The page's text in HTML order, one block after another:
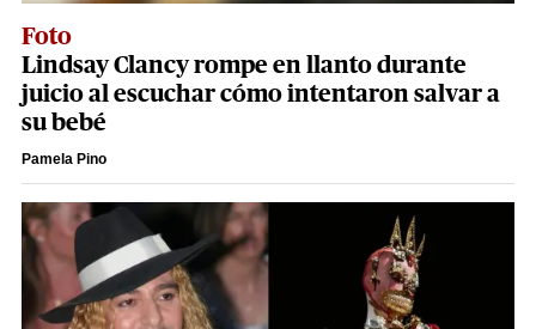
Foto
Lindsay Clancy rompe en llanto durante
juicio al escuchar cómo intentaron salvar a
su bebé
Pamela Pino